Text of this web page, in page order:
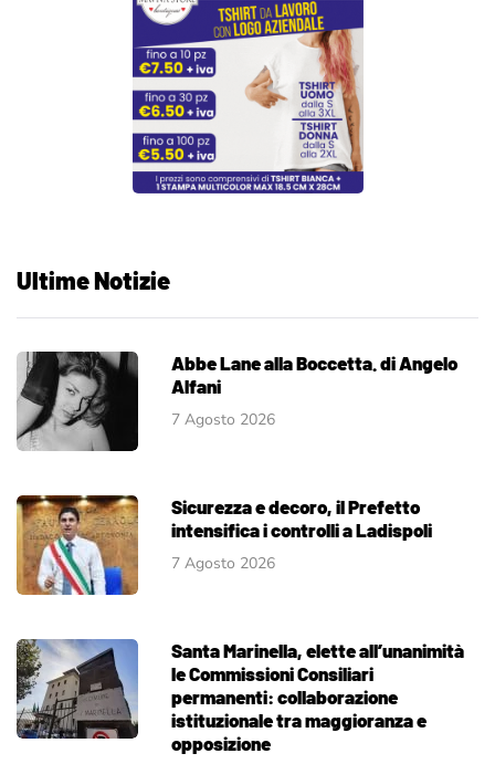
Ultime Notizie
Abbe Lane alla Boccetta. di Angelo
Alfani
7 Agosto 2026
Sicurezza e decoro, il Prefetto
intensifica i controlli a Ladispoli
7 Agosto 2026
Santa Marinella, elette all’unanimità
le Commissioni Consiliari
permanenti: collaborazione
istituzionale tra maggioranza e
opposizione